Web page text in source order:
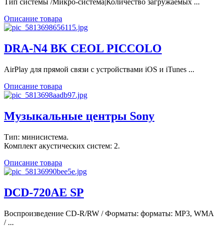
Тип системы /Микро-система|Количество загружаемых ...
Описание товара
DRA-N4 BK CEOL PICCOLO
AirPlay для прямой связи с устройствами iOS и iTunes ...
Описание товара
Музыкальные центры Sony
Тип: минисистема.
Комплект акустических систем: 2.
Описание товара
DCD-720AE SP
Воспроизведение CD-R/RW / Форматы: форматы: MP3, WMA
/ ...